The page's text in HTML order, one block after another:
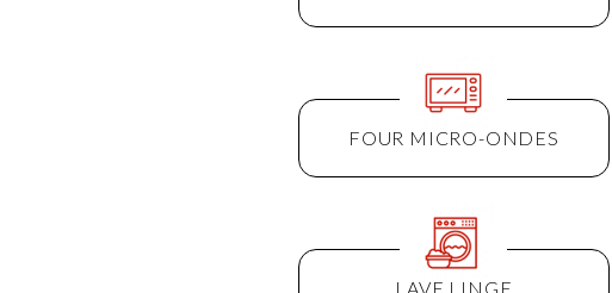
FOUR MICRO-ONDES
LAVE LINGE